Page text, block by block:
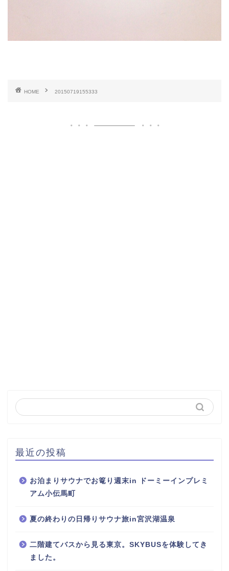
HOME 20150719155333
最近の投稿
お泊まりサウナでお篭り週末in ドーミーインプレミ
アム小伝馬町
夏の終わりの日帰りサウナ旅in宮沢湖温泉
二階建てバスから見る東京。SKYBUSを体験してき
ました。